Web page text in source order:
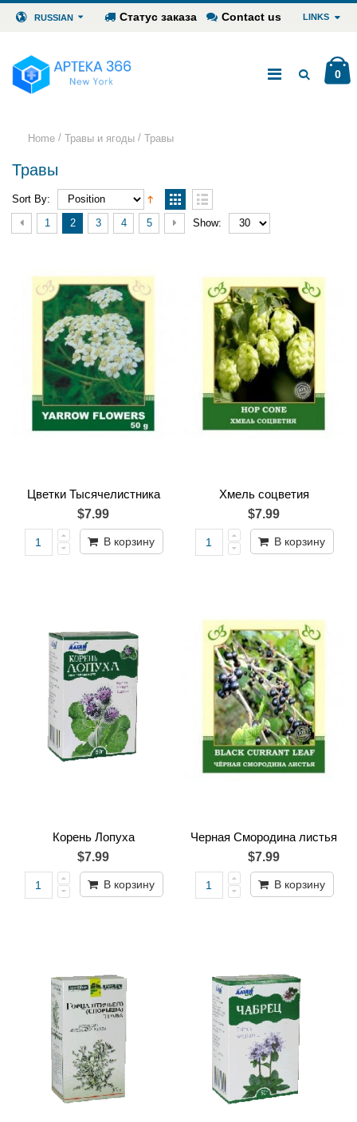
RUSSIAN Статус заказа Contact us LINKS
0
Home / Травы и ягоды / Травы
Травы
Sort By:
1
2 3 4 5 Show:
Цветки Тысячeлистника
$7.99
В корзину
Хмель соцветия
$7.99
В корзину
Корень Лопуха
$7.99
В корзину
Черная Смородина листья
$7.99
В корзину